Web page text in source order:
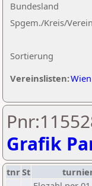
Sortierung
Bundesland
Spgem./Kreis/Verein
Vereinslisten:Wien
Grafik
tnrSt